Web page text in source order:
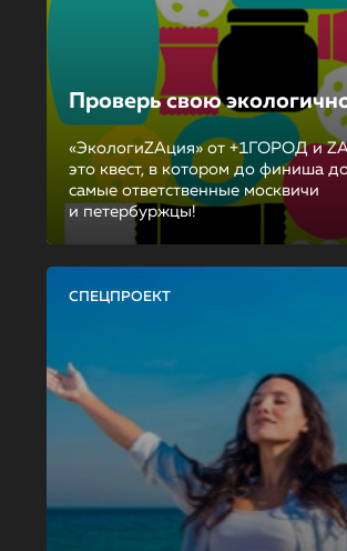
Проверь свою
«ЭкологиZAция» от +1ГОРОД и
это квест, в котором до финиша
самые ответственные москвичи
и петербуржцы!
СПЕЦПРОЕКТ